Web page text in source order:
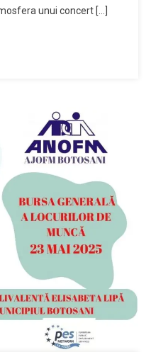
unui concert […]